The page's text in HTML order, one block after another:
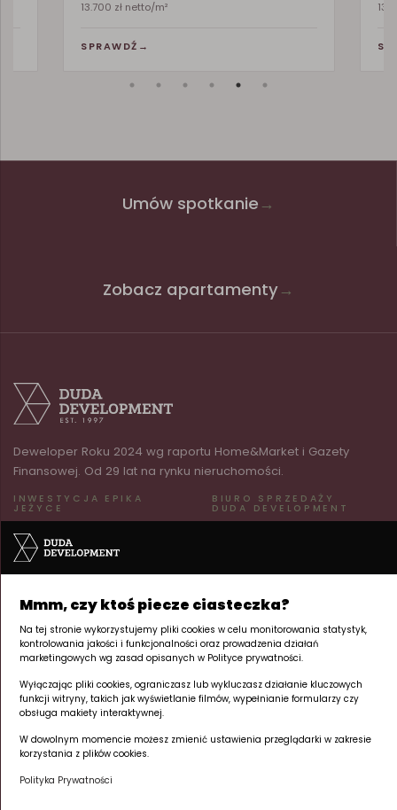
Mmm, czy ktoś piecze ciasteczka?
Na tej stronie wykorzystujemy pliki cookies w celu monitorowania statystyk,
kontrolowania jakości i funkcjonalności oraz prowadzenia działań
marketingowych wg zasad opisanych w Polityce prywatności.
Wyłączając pliki cookies, ograniczasz lub wykluczasz działanie kluczowych
funkcji witryny, takich jak wyświetlanie filmów, wypełnianie formularzy czy
obsługa makiety interaktywnej.
W dowolnym momencie możesz zmienić ustawienia przeglądarki w zakresie
korzystania z plików cookies.
Polityka Prywatności
13.700 zł netto/m²
SPRAWDŹ →
Umów spotkanie →
Zobacz apartamenty→
Deweloper Roku 2024 wg raportu Home&Market i Gazety
Finansowej. Od 29 lat na rynku nieruchomości.
INWESTYCJA EPIKA
JEŻYCE
ul. Kraszewskiego 26
60-519 Poznań | Jeżyce
apartament inwestycyjny.
BIURO SPRZEDAŻY
DUDA DEVELOPMENT
pn–pt 8:00–17:00
NA SKRÓTY
Lokalizacja
Deweloper
Kontakt